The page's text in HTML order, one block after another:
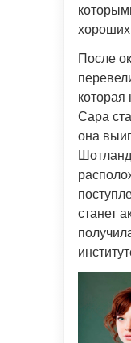
После
которая
Сара
она
станет